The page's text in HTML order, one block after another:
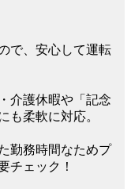
で、安心して運転
介護休暇や「記念
も柔軟に対応。
勤務時間なためプ
チェック！